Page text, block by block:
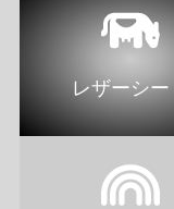
レザーシー